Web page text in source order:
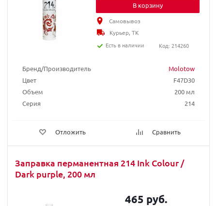
Бренд/Производитель
Molotow
Цвет
F47D30
Объем
200 мл
Серия
214
Отложить Сравнить
В корзину
Самовывоз
Курьер, ТК
Есть в наличии
Код: 214260
Заправка перманентная 214 Ink Colour /
Dark purple, 200 мл
465 руб.